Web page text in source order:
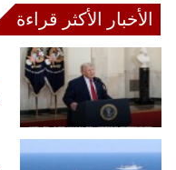
الأخبار الأكثر قراءة